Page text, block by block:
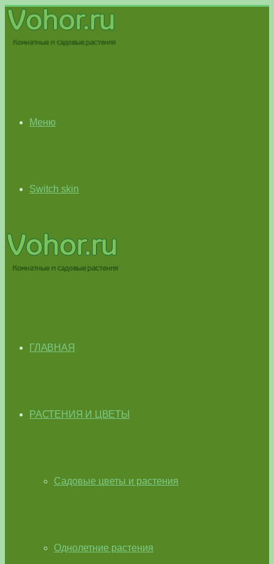
Меню
Switch skin
ГЛАВНАЯ
РАСТЕНИЯ И ЦВЕТЫ
Садовые цветы и растения
Однолетние растения